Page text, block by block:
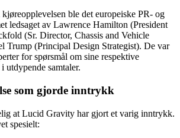
ble det europeiske PR- og
ledsaget av Lawrence Hamilton (President
(Sr. Director, Chassis and Vehicle
Trump (Principal Design Strategist). De var
for spørsmål om sine respektive
utdypende samtaler.
som gjorde inntrykk
at Lucid Gravity har gjort et varig inntrykk.
spesielt: